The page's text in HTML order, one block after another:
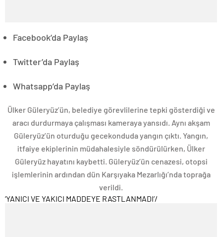
Facebook’da Paylaş
Twitter’da Paylaş
Whatsapp’da Paylaş
Ülker Güleryüz’ün, belediye görevlilerine tepki gösterdiği ve
aracı durdurmaya çalışması kameraya yansıdı. Aynı akşam
Güleryüz’ün oturduğu gecekonduda yangın çıktı. Yangın,
itfaiye ekiplerinin müdahalesiyle söndürülürken, Ülker
Güleryüz hayatını kaybetti. Güleryüz’ün cenazesi, otopsi
işlemlerinin ardından dün Karşıyaka Mezarlığı’nda toprağa
verildi.
‘YANICI VE YAKICI MADDEYE RASTLANMADI’/